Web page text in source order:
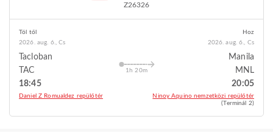
Z26326
Tól től
2026. aug. 6., Cs
Tacloban
TAC
18:45
Daniel Z Romualdez repülőtér
1h 20m
Hoz
2026. aug. 6., Cs
Manila
MNL
20:05
Ninoy Aquino nemzetközi repülőtér
(Terminál 2)